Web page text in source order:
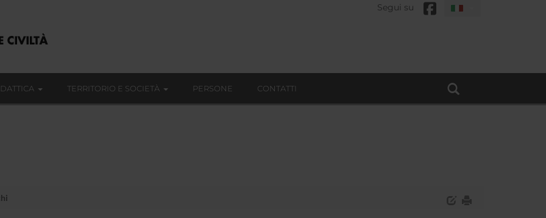
Segui su
TERRITORIO E SOCIETÀ PERSONE CONTATTI